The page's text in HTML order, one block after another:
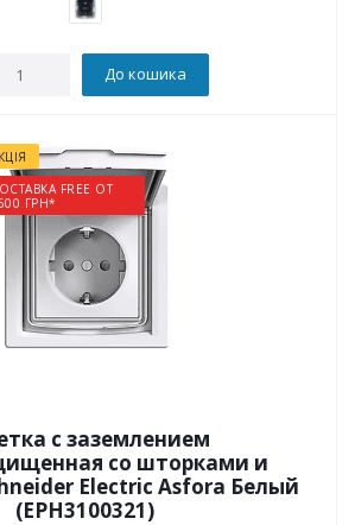
До кошика
FREE ОТ
ГРН*
с заземлением
со шторками и
Electric Asfora Белый
(EPH3100321)